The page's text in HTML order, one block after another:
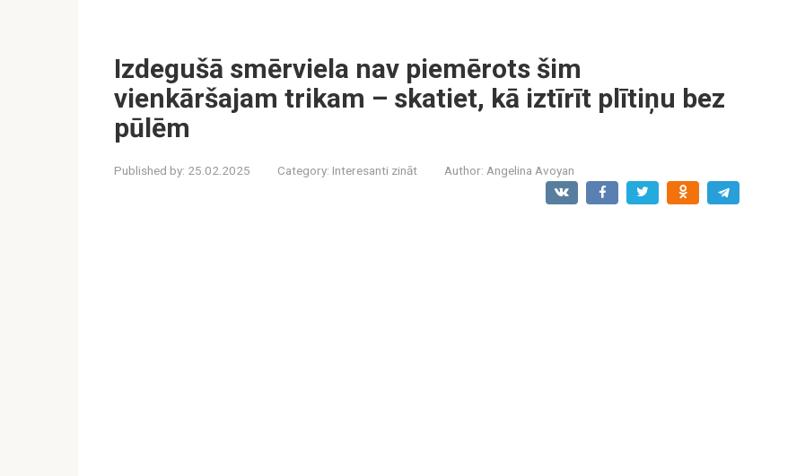
Izdegušā smērviela nav piemērots šim
vienkāršajam trikam – skatiet, kā iztīrīt plītiņu bez
pūlēm
Published by: 25.02.2025 Category: Interesanti zināt Author: Angelina Avoyan